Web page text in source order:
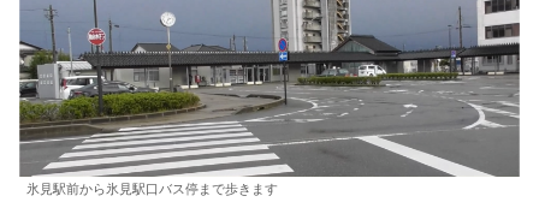
氷見駅前から氷見駅口バス停まで歩きます